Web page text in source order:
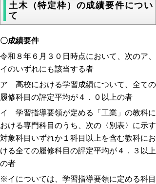
土木（特定枠）の成績要件につい
て
〇成績要件
令和８年６月３０日時点において、次のア、
イのいずれにも該当する者
ア 高校における学習成績について、全ての
履修科目の評定平均が４．０以上の者
イ 学習指導要領が定める「工業」の教科に
おける専門科目のうち、次の〈別表〉に示す
対象科目いずれか１科目以上を含む教科にお
ける全ての履修科目の評定平均が４．３以上
の者
※イについては、学習指導要領に定める科目